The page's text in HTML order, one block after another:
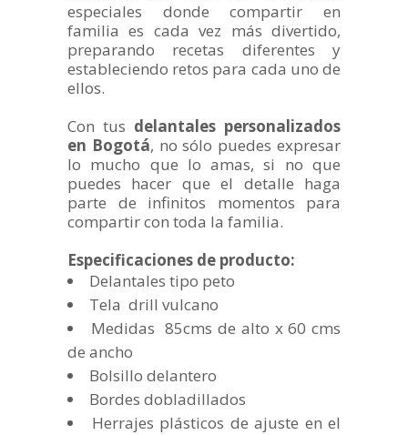
especiales donde compartir en
familia es cada vez más divertido,
preparando recetas diferentes y
estableciendo retos para cada uno de
ellos.
Con tus delantales personalizados
en Bogotá, no sólo puedes expresar
lo mucho que lo amas, si no que
puedes hacer que el detalle haga
parte de infinitos momentos para
compartir con toda la familia.
Especificaciones de producto:
Delantales tipo peto
Tela drill vulcano
Medidas 85cms de alto x 60 cms
de ancho
Bolsillo delantero
Bordes dobladillados
Herrajes plásticos de ajuste en el